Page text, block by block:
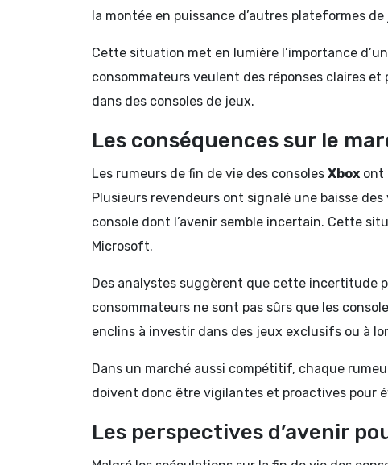
la montée en puissance d’autres plateformes
Cette situation met en lumière l’importance
consommateurs veulent des réponses claires
dans des consoles de jeux.
Les conséquences sur le
Les rumeurs de fin de vie des consoles Xbox ont
Plusieurs revendeurs ont signalé une baisse
console dont l’avenir semble incertain. Cette
Microsoft.
Des analystes suggèrent que cette incertitude
consommateurs ne sont pas sûrs que les
enclins à investir dans des jeux exclusifs ou à
Dans un marché aussi compétitif, chaque
doivent donc être vigilantes et proactives pour
Les perspectives d’avenir